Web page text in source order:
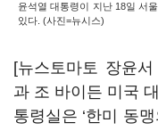
윤석열 대통령이 지난 18일 서
있다. (사진=뉴시스)
[뉴스토마토 장윤
과 조 바이든 미국
통령실은 ‘한미 동